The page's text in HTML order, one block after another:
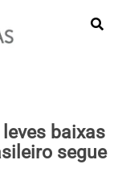
baixas
segue